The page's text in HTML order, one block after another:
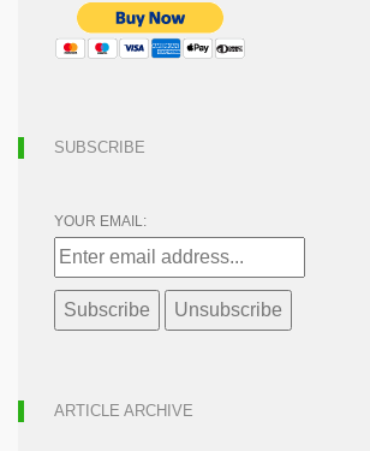
SUBSCRIBE
YOUR EMAIL:
ARTICLE ARCHIVE